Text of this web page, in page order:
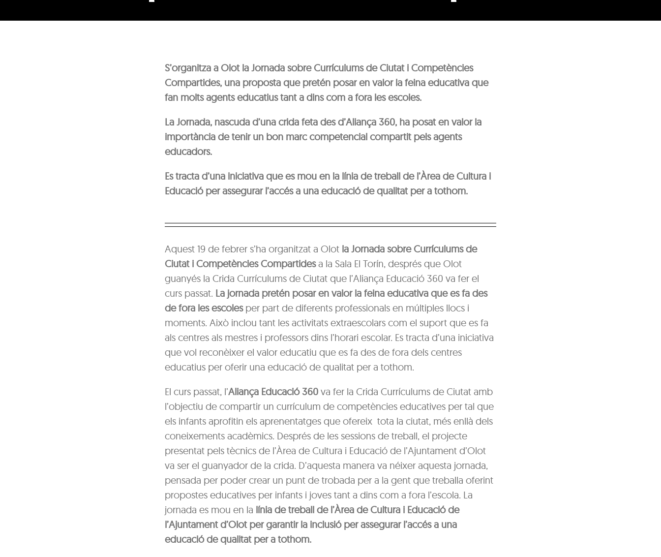
S’organitza a Olot la Jornada sobre Currículums de Ciutat i Competències
Compartides, una proposta que pretén posar en valor la feina educativa que
fan molts agents educatius tant a dins com a fora les escoles.
La Jornada, nascuda d’una crida feta des d’Aliança 360, ha posat en valor la
importància de tenir un bon marc competencial compartit pels agents
educadors.
Es tracta d’una iniciativa que es mou en la línia de treball de l’Àrea de Cultura i
Educació per assegurar l’accés a una educació de qualitat per a tothom.
Aquest 19 de febrer s’ha organitzat a Olot la Jornada sobre Currículums de
Ciutat i Competències Compartidesa la Sala El Torín, després que Olot
guanyés la Crida Currículums de Ciutat que l’Aliança Educació 360 va fer el
curs passat. La jornada pretén posar en valor la feina educativa que es fa des
de fora les escolesper part de diferents professionals en múltiples llocs i
moments. Això inclou tant les activitats extraescolars com el suport que es fa
als centres als mestres i professors dins l’horari escolar. Es tracta d’una iniciativa
que vol reconèixer el valor educatiu que es fa des de fora dels centres
educatius per oferir una educació de qualitat per a tothom.
El curs passat, l’Aliança Educació 360va fer la Crida Currículums de Ciutat amb
l’objectiu de compartir un currículum de competències educatives per tal que
els infants aprofitin els aprenentatges que ofereix tota la ciutat, més enllà dels
coneixements acadèmics. Després de les sessions de treball, el projecte
presentat pels tècnics de l’Àrea de Cultura i Educació de l’Ajuntament d’Olot
va ser el guanyador de la crida. D’aquesta manera va néixer aquesta jornada,
pensada per poder crear un punt de trobada per a la gent que treballa oferint
propostes educatives per infants i joves tant a dins com a fora l’escola. La
jornada es mou en la línia de treball de l’Àrea de Cultura i Educació de
l’Ajuntament d’Olot per garantir la inclusió per assegurar l’accés a una
educació de qualitat per a tothom.